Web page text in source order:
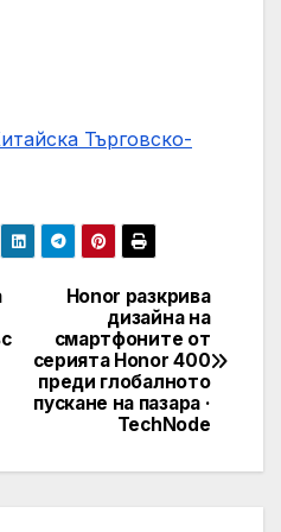
Търговско-
Honor разкрива
дизайна на
смартфоните от
серията Honor 400
преди глобалното
пускане на пазара ·
TechNode